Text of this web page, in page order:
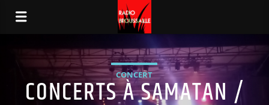
CONCERT
CONCERTS À SAMATAN /